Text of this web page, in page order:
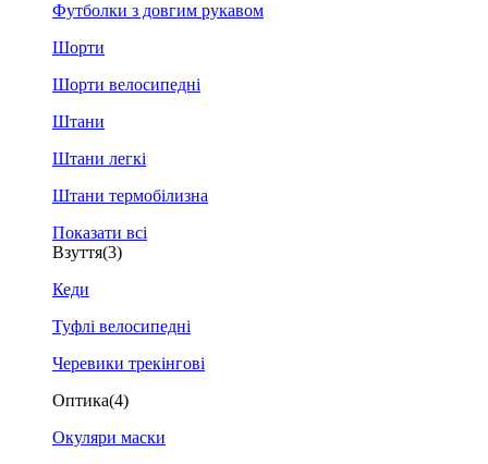
Футболки з довгим рукавом
Шорти
Шорти велосипедні
Штани
Штани легкі
Штани термобілизна
Показати всі
Взуття(3)
Кеди
Туфлі велосипедні
Черевики трекінгові
Оптика(4)
Окуляри маски